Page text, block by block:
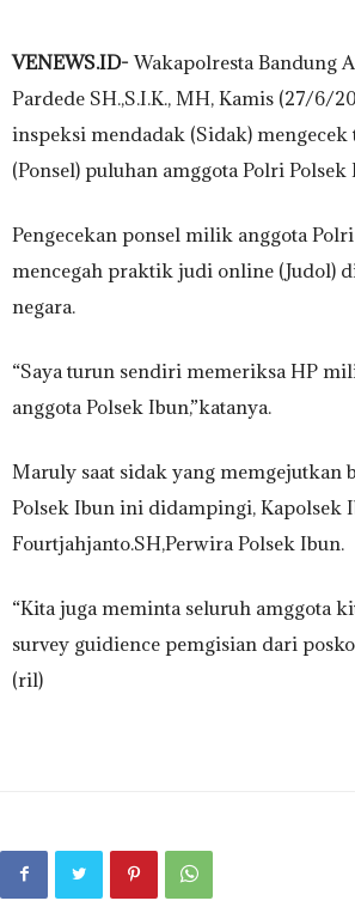
VENEWS.ID- Wakapolresta Bandung
Pardede SH.,S.I.K., MH, Kamis (27/6/
inspeksi mendadak (Sidak) mengecek
(Ponsel) puluhan amggota Polri Polsek
Pengecekan ponsel milik anggota
mencegah praktik judi online (Judol)
negara.
“Saya turun sendiri memeriksa HP
anggota Polsek Ibun,”katanya.
Maruly saat sidak yang memgejutkan
Polsek Ibun ini didampingi, Kapolsek
Fourtjahjanto.SH,Perwira Polsek Ibun.
“Kita juga meminta seluruh amggota
survey guidience pemgisian dari
(ril)